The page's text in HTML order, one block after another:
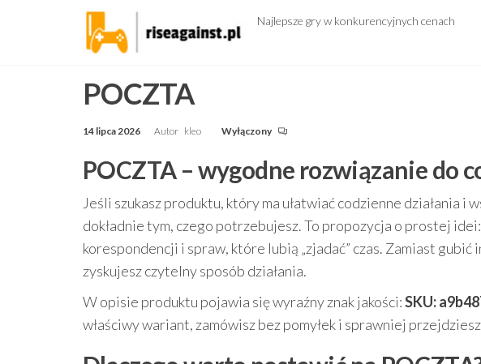
Najlepsze gry w konkurencyjnych cenach
POCZTA
14 lipca 2026 Autor kleo Wyłączony
POCZTA – wygodne rozwiązanie do
Jeśli szukasz produktu, który ma ułatwiać codzienne działania i
dokładnie tym, czego potrzebujesz. To propozycja o prostej
korespondencji i spraw, które lubią „zjadać” czas. Zamiast gubić
zyskujesz czytelny sposób działania.
W opisie produktu pojawia się wyraźny znak jakości:SKU:
właściwy wariant, zamówisz bez pomyłek i sprawniej